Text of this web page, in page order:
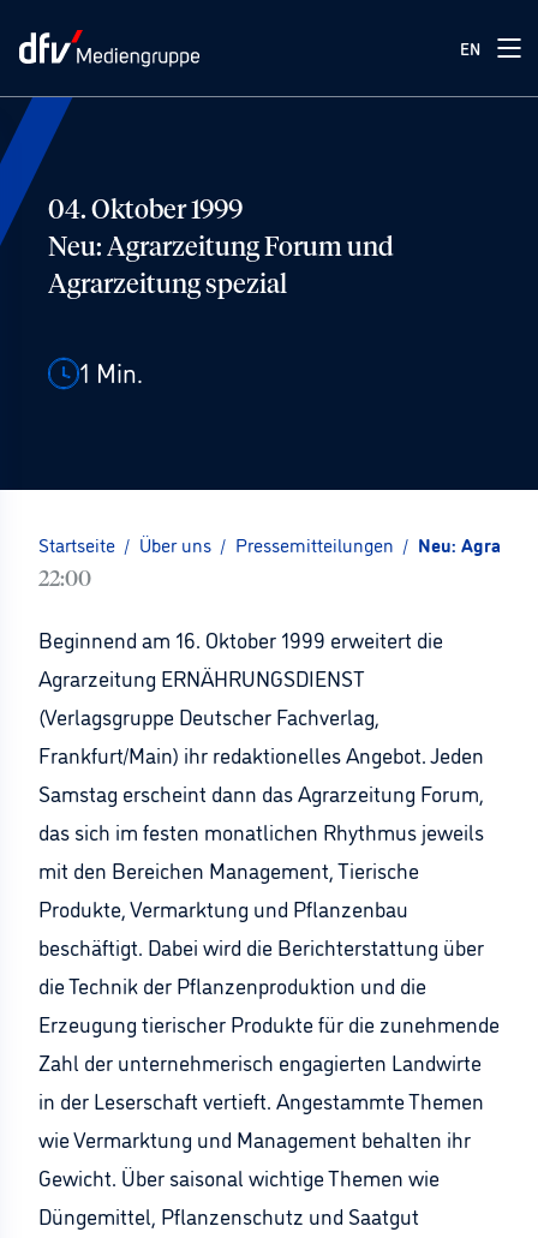
EN
04. Oktober 1999
Neu: Agrarzeitung Forum und
Agrarzeitung spezial
1 Min.
Startseite / Über uns / Pressemitteilungen / Neu:
22:00
Beginnend am 16. Oktober 1999 erweitert die
Agrarzeitung ERNÄHRUNGSDIENST
(Verlagsgruppe Deutscher Fachverlag,
Frankfurt/Main) ihr redaktionelles Angebot. Jeden
Samstag erscheint dann das Agrarzeitung Forum,
das sich im festen monatlichen Rhythmus jeweils
mit den Bereichen Management, Tierische
Produkte, Vermarktung und Pflanzenbau
beschäftigt. Dabei wird die Berichterstattung über
die Technik der Pflanzenproduktion und die
Erzeugung tierischer Produkte für die zunehmende
Zahl der unternehmerisch engagierten Landwirte
in der Leserschaft vertieft. Angestammte Themen
wie Vermarktung und Management behalten ihr
Gewicht. Über saisonal wichtige Themen wie
Düngemittel, Pflanzenschutz und Saatgut